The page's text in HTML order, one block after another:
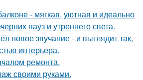
- мягкая, уютная и идеально
пауз и утреннего света.
новое звучание - и выглядит так,
интерьера.
ремонта.
своими руками.